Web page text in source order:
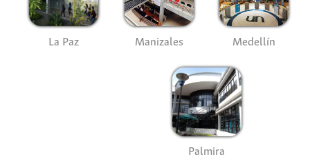
La Paz Manizales Medellín
Palmira